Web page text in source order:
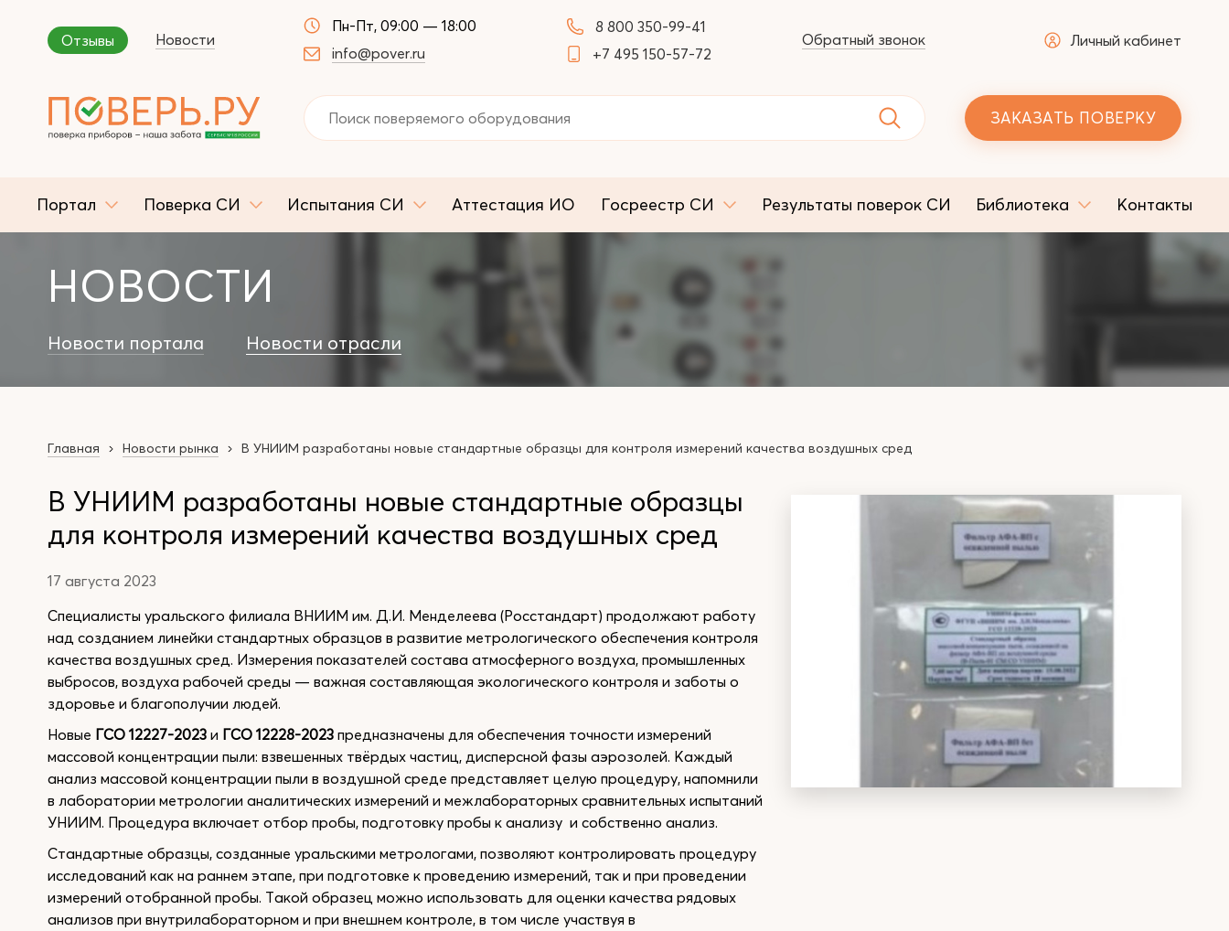
Отзывы Новости
Пн-Пт, 09:00 — 18:00
info@pover.ru
8 800 350-99-41
+7 495 150-57-72
Обратный звонок Личный кабинет
ЗАКАЗАТЬ ПОВЕРКУ
Портал Поверка СИ Испытания СИ Аттестация ИО Госреестр СИ Результаты поверок СИ Библиотека Контакты
НОВОСТИ
Новости портала Новости отрасли
Главная Новости рынка В УНИИМ разработаны новые стандартные образцы для контроля измерений качества воздушных сред
В УНИИМ разработаны новые стандартные образцы
для контроля измерений качества воздушных сред
17 августа 2023
Специалисты уральского филиала ВНИИМ им. Д.И. Менделеева (Росстандарт) продолжают работу
над созданием линейки стандартных образцов в развитие метрологического обеспечения контроля
качества воздушных сред. Измерения показателей состава атмосферного воздуха, промышленных
выбросов, воздуха рабочей среды — важная составляющая экологического контроля и заботы о
здоровье и благополучии людей.
Новые ГСО 12227-2023 и ГСО 12228-2023 предназначены для обеспечения точности измерений
массовой концентрации пыли: взвешенных твёрдых частиц, дисперсной фазы аэрозолей. Каждый
анализ массовой концентрации пыли в воздушной среде представляет целую процедуру, напомнили
в лаборатории метрологии аналитических измерений и межлабораторных сравнительных испытаний
УНИИМ. Процедура включает отбор пробы, подготовку пробы к анализу и собственно анализ.
Стандартные образцы, созданные уральскими метрологами, позволяют контролировать процедуру
исследований как на раннем этапе, при подготовке к проведению измерений, так и при проведении
измерений отобранной пробы. Такой образец можно использовать для оценки качества рядовых
анализов при внутрилабораторном и при внешнем контроле, в том числе участвуя в